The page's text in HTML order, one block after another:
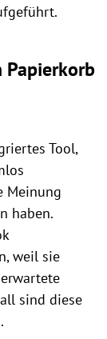
Papierkorb
Tool,
Meinung
haben.
weil sie
sind diese